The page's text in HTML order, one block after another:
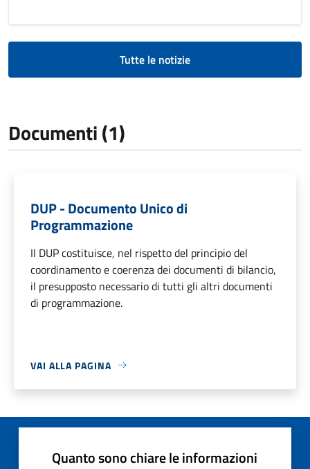
Tutte le notizie
Documenti (1)
DUP - Documento Unico di
Programmazione
Il DUP costituisce, nel rispetto del principio del
coordinamento e coerenza dei documenti di bilancio,
il presupposto necessario di tutti gli altri documenti
di programmazione.
VAI ALLA PAGINA
Quanto sono chiare le informazioni